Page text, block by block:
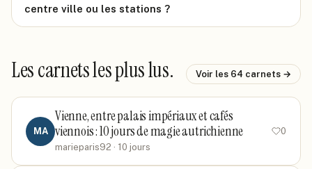
centre ville ou les stations ?
Les carnets les plus lus. Voir les 64 carnets →
MA
Vienne, entre palais impériaux et cafés
viennois : 10 jours de magie autrichienne
marieparis92 · 10 jours
0